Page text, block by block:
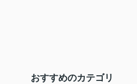
おすすめのカテゴリ